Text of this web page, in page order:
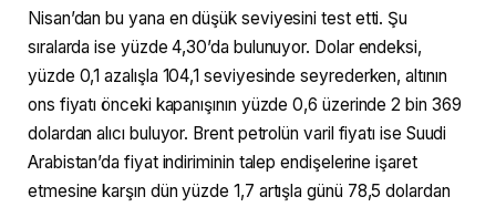
Nisan’dan bu yana en düşük seviyesini test etti. Şu
sıralarda ise yüzde 4,30’da bulunuyor. Dolar endeksi,
yüzde 0,1 azalışla 104,1 seviyesinde seyrederken, altının
ons fiyatı önceki kapanışının yüzde 0,6 üzerinde 2 bin 369
dolardan alıcı buluyor. Brent petrolün varil fiyatı ise Suudi
Arabistan’da fiyat indiriminin talep endişelerine işaret
etmesine karşın dün yüzde 1,7 artışla günü 78,5 dolardan